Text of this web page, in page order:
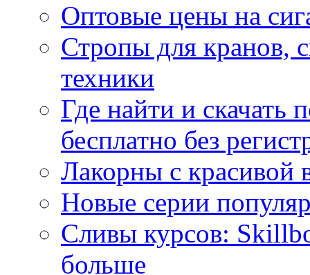
Оптовые цены на
Стропы для кранов,
техники
Где найти и
бесплатно без
Лакорны с красивой
Новые серии
Сливы курсов:
больше